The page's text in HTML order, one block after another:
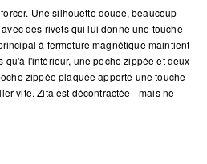
Une silhouette douce, beaucoup
des rivets qui lui donne une touche
à fermeture magnétique maintient
qu'à l'intérieur, une poche zippée et deux
zippée plaquée apporte une touche
vite. Zita est décontractée - mais ne